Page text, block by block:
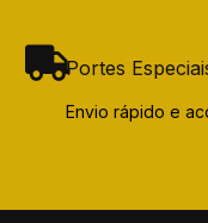
Portes
Envio rápido e